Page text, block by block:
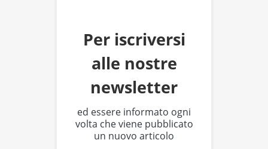
Per iscriversi
alle nostre
newsletter
ed essere informato ogni
volta che viene pubblicato
un nuovo articolo